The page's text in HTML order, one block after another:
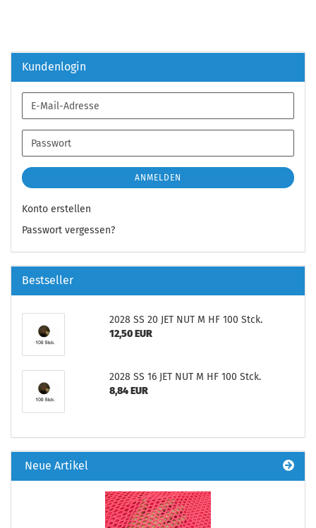
Kundenlogin
E-
Mail-
Adresse
Passwort
ANMELDEN
Konto erstellen
Passwort vergessen?
Bestseller
2028 SS 20 JET NUT M HF 100 Stck.
12,50 EUR
2028 SS 16 JET NUT M HF 100 Stck.
8,84 EUR
Neue Artikel